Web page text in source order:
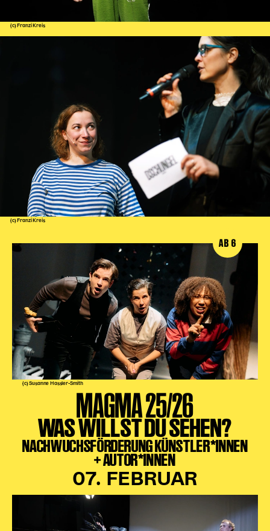
(c) Franzi Kreis
(c) Franzi Kreis
(c) Susanne Hassler-Smith
AB 6
MAGMA 25/26
WAS WILLST DU SEHEN?
NACHWUCHSFÖRDERUNG KÜNSTLER*INNEN
+ AUTOR*INNEN
07. FEBRUAR